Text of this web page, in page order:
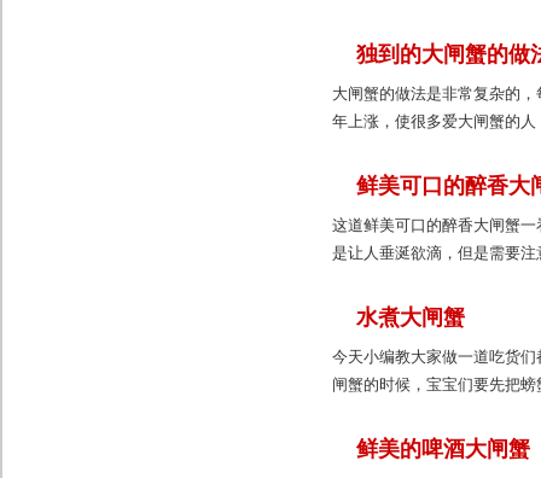
独到的大闸蟹的做
大闸蟹的做法是非常复杂的
年上涨，使很多爱大闸蟹的
鲜美可口的醉香大
这道鲜美可口的醉香大闸蟹
是让人垂涎欲滴，但是需要
水煮大闸蟹
今天小编教大家做一道吃货
闸蟹的时候，宝宝们要先把
鲜美的啤酒大闸蟹